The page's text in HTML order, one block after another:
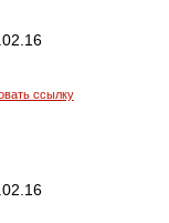
ссылку